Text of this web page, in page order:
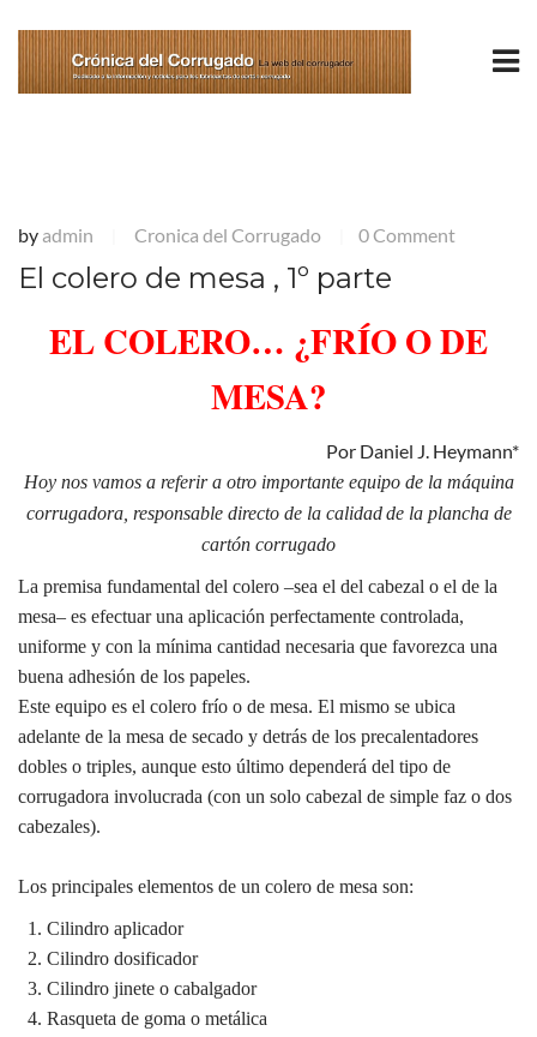
by admin Cronica del Corrugado 0 Comment
El colero de mesa , 1º parte
EL COLERO… ¿FRÍO O DE
MESA?
Por Daniel J. Heymann*
Hoy nos vamos a referir a otro importante equipo de la máquina
corrugadora, responsable directo de la calidad de la plancha de
cartón corrugado
La premisa fundamental del colero –sea el del cabezal o el de la
mesa– es efectuar una aplicación perfectamente controlada,
uniforme y con la mínima cantidad necesaria que favorezca una
buena adhesión de los papeles.
Este equipo es el colero frío o de mesa. El mismo se ubica
adelante de la mesa de secado y detrás de los precalentadores
dobles o triples, aunque esto último dependerá del tipo de
corrugadora involucrada (con un solo cabezal de simple faz o dos
cabezales).
Los principales elementos de un colero de mesa son:
Cilindro aplicador
Cilindro dosificador
Cilindro jinete o cabalgador
Rasqueta de goma o metálica